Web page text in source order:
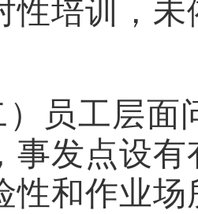
性培训，
）员工层面
事发点设
性和作业